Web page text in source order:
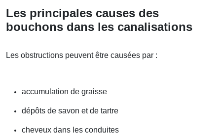
Les principales causes des
bouchons dans les canalisations
Les obstructions peuvent être causées par :
accumulation de graisse
dépôts de savon et de tartre
cheveux dans les conduites